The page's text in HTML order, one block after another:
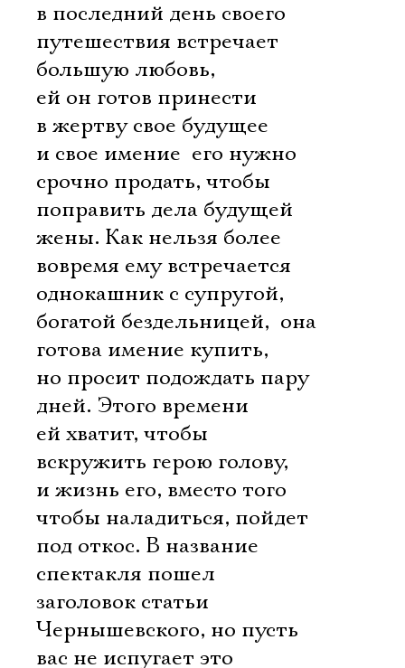
в последний день своего
путешествия встречает
большую любовь,
ей он готов принести
в жертву свое будущее
и свое имение  его нужно
срочно продать, чтобы
поправить дела будущей
жены. Как нельзя более
вовремя ему встречается
однокашник с супругой,
богатой бездельницей,  она
готова имение купить,
но просит подождать пару
дней. Этого времени
ей хватит, чтобы
вскружить герою голову, 
и жизнь его, вместо того
чтобы наладиться, пойдет
под откос. В название
спектакля пошел
заголовок статьи
Чернышевского, но пусть
вас не испугает это